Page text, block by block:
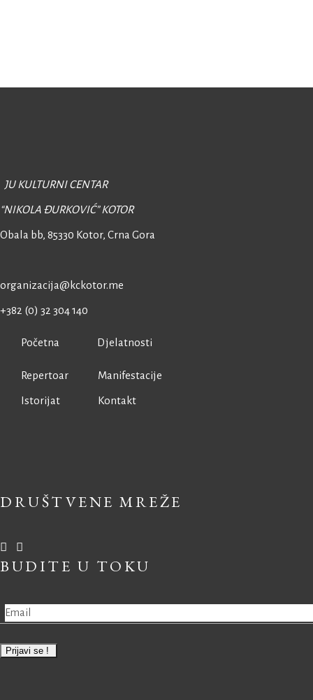
JU KULTURNI CENTAR
“NIKOLA ĐURKOVIĆ” KOTOR
Obala bb, 85330 Kotor, Crna Gora
organizacija@kckotor.me
+382 (0) 32 304 140
Početna Djelatnosti
Repertoar Manifestacije
Istorijat Kontakt
DRUŠTVENE MREŽE
BUDITE U TOKU